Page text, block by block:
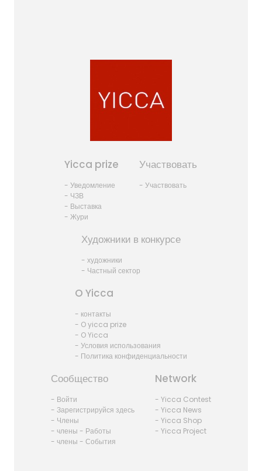
Yicca prize
- Уведомление
- ЧЗВ
- Выставка
- Жури
Участвовать
- Участвовать
Художники в конкурсе
- художники
- Частный сектор
O Yicca
- контакты
- O yicca prize
- O Yicca
- Условия использования
- Политика конфиденциальности
Сообщество
- Войти
- Зарегистрируйся здесь
- Члены
- члены - Работы
- члены - События
Network
- Yicca Contest
- Yicca News
- Yicca Shop
- Yicca Project